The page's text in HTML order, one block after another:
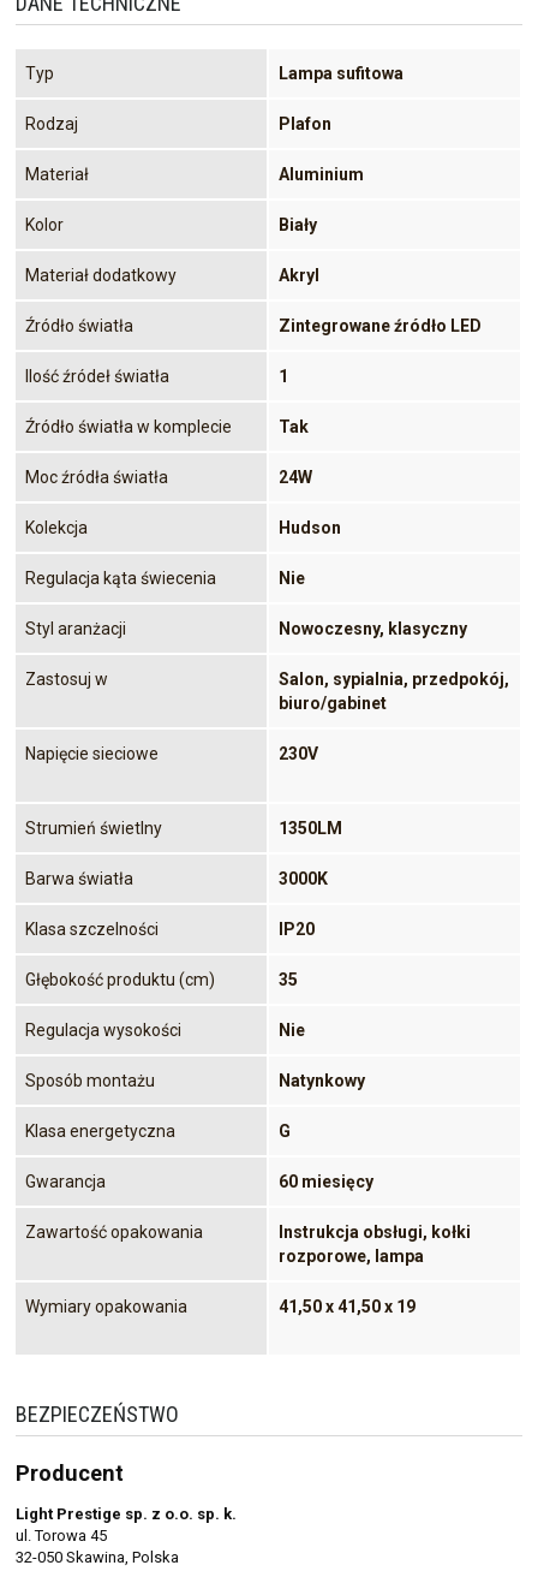
Typ Lampa sufitowa
Rodzaj Plafon
Materiał Aluminium
Kolor Biały
Materiał dodatkowy Akryl
Źródło światła Zintegrowane źródło LED
Ilość źródeł światła 1
Źródło światła w komplecie Tak
Moc źródła światła 24W
Kolekcja Hudson
Regulacja kąta świecenia Nie
Styl aranżacji Nowoczesny, klasyczny
Zastosuj w
Salon, sypialnia, przedpokój,
biuro/gabinet
Napięcie sieciowe 230V
Strumień świetlny 1350LM
Barwa światła 3000K
Klasa szczelności IP20
Głębokość produktu (cm) 35
Regulacja wysokości Nie
Sposób montażu Natynkowy
Klasa energetyczna G
Gwarancja 60 miesięcy
Zawartość opakowania
Instrukcja obsługi, kołki
rozporowe, lampa
Wymiary opakowania 41,50 x 41,50 x 19
BEZPIECZEŃSTWO
Producent
Light Prestige sp. z o.o. sp. k.
ul. Torowa 45
32-050 Skawina, Polska